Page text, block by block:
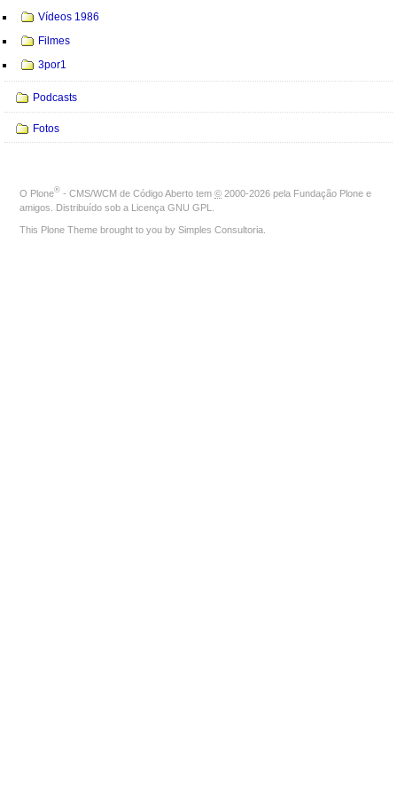
Vídeos 1986
Filmes
3por1
Podcasts
Fotos
O Plone® - CMS/WCM de Código Aberto tem © 2000-2026 pela Fundação Plone e
amigos. Distribuído sob a Licença GNU GPL
This Plone Theme brought to you by Simples Consultoria